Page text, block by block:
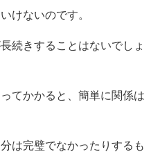
けないのです。
続きすることはないでしょ
てかかると、簡単に関係は
は完璧でなかったりするも